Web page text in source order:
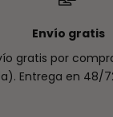
Envío gratis
gratis por
Entrega en 48/